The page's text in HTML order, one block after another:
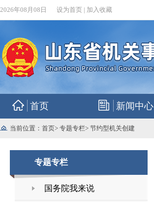
2026年08月08日 设为首页 | 加入收藏
首页 新闻中心
当前位置： 首页> 专题专栏> 节约型机关创建
专题专栏
国务院我来说